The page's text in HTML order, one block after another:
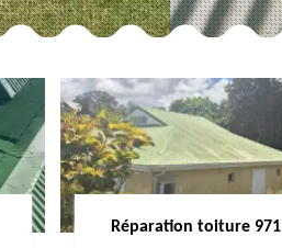
Réparation toiture 971